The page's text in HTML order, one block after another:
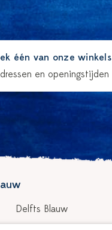
één van onze winkels
en openingstijden
Delfts Blauw